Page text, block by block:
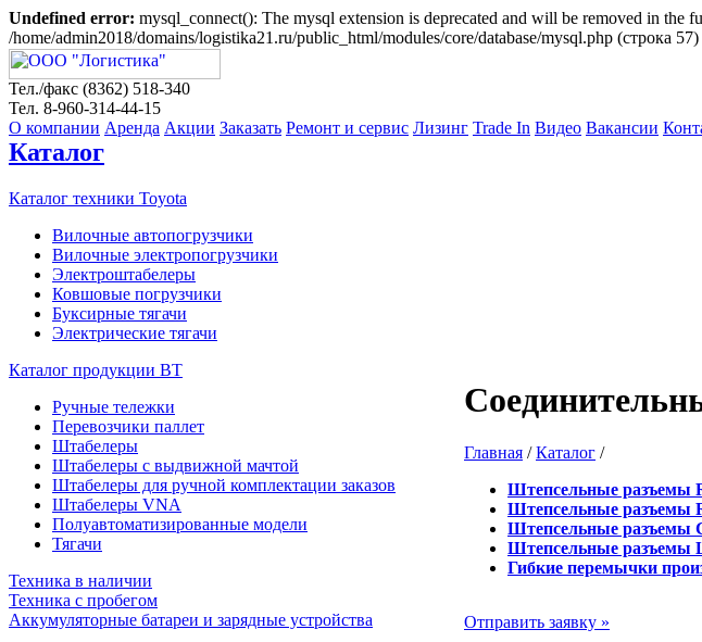
Undefined error: mysql_connect(): The mysql extension is deprecated and will be removed in the
/home/admin2018/domains/logistika21.ru/public_html/modules/core/database/mysql.php (строка 57)
Тел./факс (8362) 518-340
Тел. 8-960-314-44-15
О компании Аренда Акции Заказать Ремонт и сервис Лизинг Trade In Видео Вакансии
Каталог
Каталог техники Toyota
Вилочные автопогрузчики
Вилочные электропогрузчики
Электроштабелеры
Ковшовые погрузчики
Буксирные тягачи
Электрические тягачи
Каталог продукции BT
Ручные тележки
Перевозчики паллет
Штабелеры
Штабелеры с выдвижной мачтой
Штабелеры для ручной комплектации заказов
Штабелеры VNA
Полуавтоматизированные модели
Тягачи
Техника в наличии
Техника с пробегом
Аккумуляторные батареи и зарядные устройства
Главная /Каталог /
Штепсельные разъемы
Штепсельные разъемы
Штепсельные разъемы
Штепсельные
Гибкие перемычки
Отправить заявку »